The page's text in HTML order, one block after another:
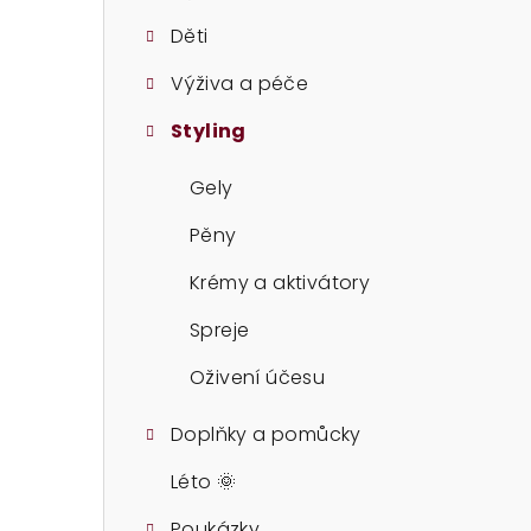
Děti
Výživa a péče
Styling
Gely
Pěny
Krémy a aktivátory
Spreje
Oživení účesu
Doplňky a pomůcky
Léto 🌞